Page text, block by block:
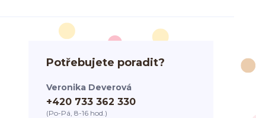
Potřebujete poradit?
Veronika Deverová
+420 733 362 330
(Po-Pá, 8-16 hod.)